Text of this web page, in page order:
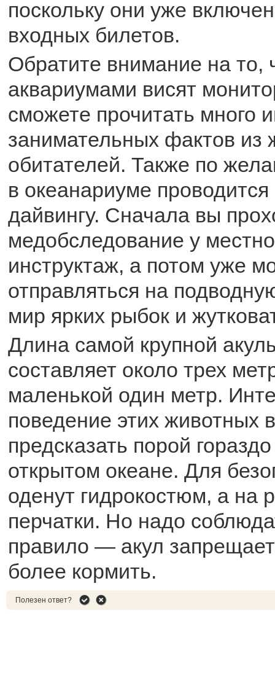
поскольку они уже
входных билетов.
Обратите внимание на то,
аквариумами висят
сможете прочитать много
занимательных фактов из
обитателей. Также по
в океанариуме
дайвингу. Сначала вы
медобследование у
инструктаж, а потом уже
отправляться на
мир ярких рыбок и
Длина самой крупной
составляет около трех
маленькой один метр.
поведение этих животных
предсказать порой
открытом океане. Для
оденут гидрокостюм, а на
перчатки. Но надо
правило — акул
более кормить.
Полезен ответ?